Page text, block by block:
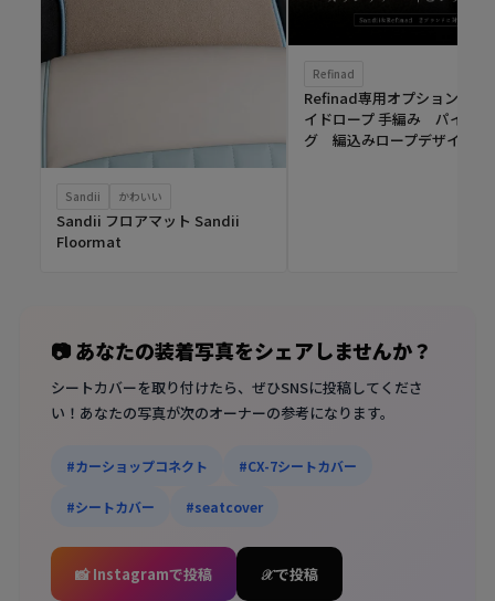
Sandii かわいい
Sandii フロアマット Sandii
Floormat
Refinad
Refinad専用オプション ブ
イドロープ 手編み パイピン
グ 編込みロープデザイン
📷 あなたの装着写真をシェアしませんか？
シートカバーを取り付けたら、ぜひSNSに投稿してくださ
い！あなたの写真が次のオーナーの参考になります。
#カーショップコネクト #CX-7シートカバー
#シートカバー #seatcover
📸 Instagramで投稿 𝒳 で投稿